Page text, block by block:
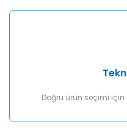
Doğru ürün seçimi